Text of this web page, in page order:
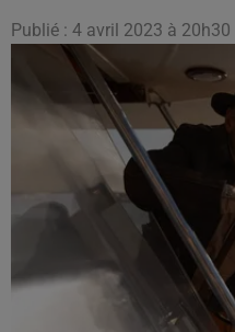
Publié : 4 avril 2023 à 20h30